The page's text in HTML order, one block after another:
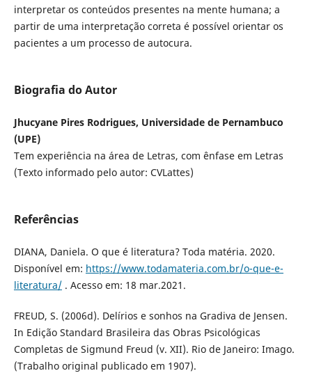
interpretar os conteúdos presentes na mente humana; a
partir de uma interpretação correta é possível orientar os
pacientes a um processo de autocura.
Biografia do Autor
Jhucyane Pires Rodrigues, Universidade de Pernambuco
(UPE)
Tem experiência na área de Letras, com ênfase em Letras
(Texto informado pelo autor: CVLattes)
Referências
DIANA, Daniela. O que é literatura? Toda matéria. 2020.
Disponível em: https://www.todamateria.com.br/o-que-e-
literatura/. Acesso em: 18 mar.2021.
FREUD, S. (2006d). Delírios e sonhos na Gradiva de Jensen.
In Edição Standard Brasileira das Obras Psicológicas
Completas de Sigmund Freud (v. XII). Rio de Janeiro: Imago.
(Trabalho original publicado em 1907).